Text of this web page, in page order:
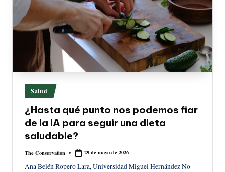
Publicado
en
Salud
¿Hasta qué punto nos podemos fiar
de la IA para seguir una dieta
saludable?
Publicado
The Conservation 29 de mayo de 2026
Ana Belén Ropero Lara, Universidad Miguel Hernández No